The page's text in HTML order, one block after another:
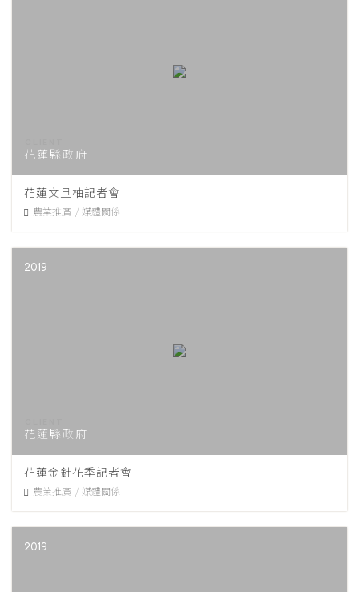
花蓮縣政府
花蓮文旦柚記者會
農業推廣 媒體關係
2019
花蓮縣政府
花蓮金針花季記者會
農業推廣 媒體關係
2019